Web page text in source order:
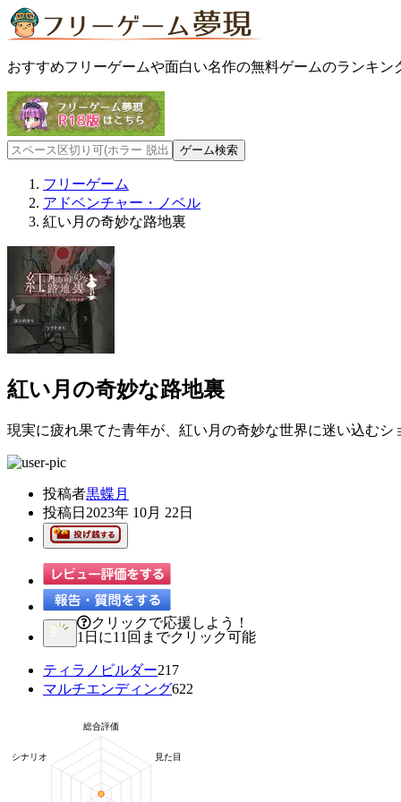
おすすめフリーゲームや面白い名作の無料ゲームのランキン
フリーゲーム
アドベンチャー・ノベル
紅い月の奇妙な路地裏
紅い月の奇妙な路地裏
現実に疲れ果てた青年が、紅い月の奇妙な世界に迷い込むシ
投稿者黒蝶月
投稿日 2023年 10月 22日
クリックで応援しよう！
1日に11回までクリック可能
ティラノビルダー217
マルチエンディング622